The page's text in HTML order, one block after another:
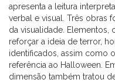
apresenta a leitura
verbal e visual. Três obras
da visualidade. Elementos,
reforçar a ideia de terror,
identificados, assim como
referência ao Halloween.
dimensão também tratou